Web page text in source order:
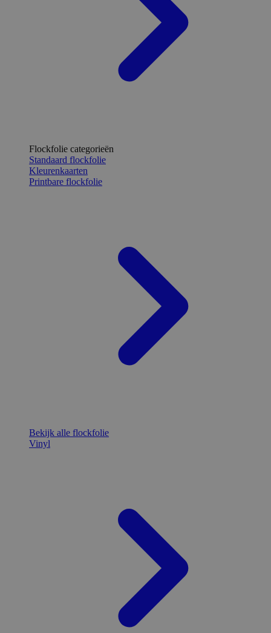
Flockfolie categorieën
Standaard flockfolie
Kleurenkaarten
Printbare flockfolie
Bekijk alle flockfolie
Vinyl